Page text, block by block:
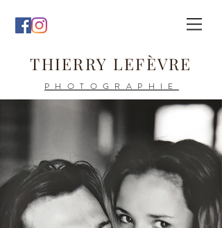
THIERRY LEFÈVRE
PHOTOGRAPHIE